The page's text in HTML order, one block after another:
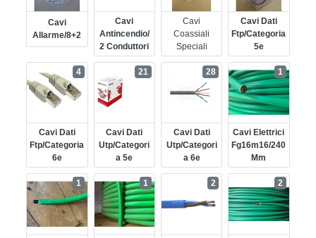
Cavi
Allarme/8+2
Cavi
Antincendio/
2 Conduttori
Cavi
Coassiali
Speciali
Cavi Dati
Ftp/categoria
5e
Cavi Dati
Ftp/categoria
6e
4
Cavi Dati
Utp/categori
A 5e
21
Cavi Dati
Utp/categori
A 6e
28
Cavi Elettrici
Fg16m16/240
Mm
1
1 1 2 2